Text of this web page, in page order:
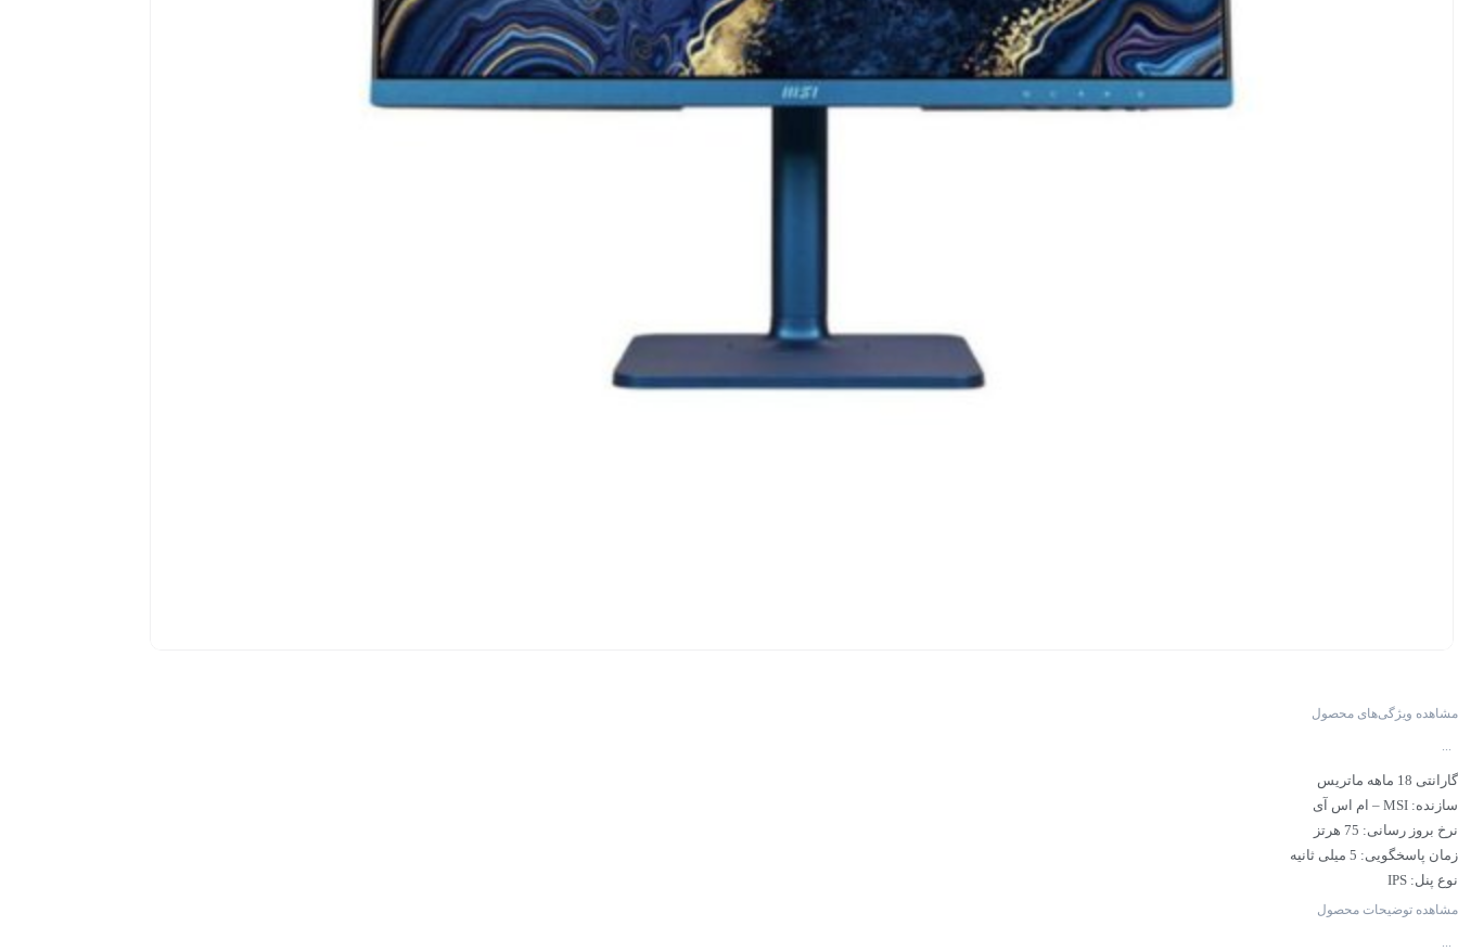
مشاهده ویژگی‌های محصول
...
گارانتی 18 ماهه ماتریس
سازنده: MSI – ام اس آی
نرخ بروز رسانی: 75 هرتز
زمان پاسخگویی: 5 میلی ثانیه
نوع پنل: IPS
اندازه صفحه نمایش: 24 اینچ
مشاهده توضیحات محصول
...